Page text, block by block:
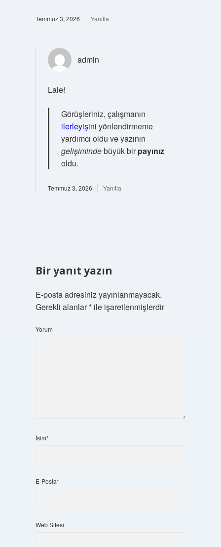
Temmuz 3, 2026 Yanıtla
admin
Lale!
Görüşleriniz, çalışmanın
ilerleyişini yönlendirmeme
yardımcı oldu ve yazının
gelişimindebüyük birpayınız
oldu.
Temmuz 3, 2026 Yanıtla
Bir yanıt yazın
E-posta adresiniz yayınlanmayacak.
Gerekli alanlar*ile işaretlenmişlerdir
Yorum
İsim*
E-Posta*
Web Sitesi